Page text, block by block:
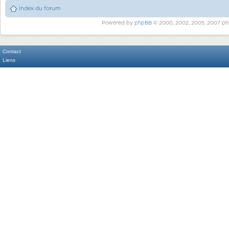
Index du forum
Powered by phpBB© 2000, 2002, 2005, 2007
Contact
Liens